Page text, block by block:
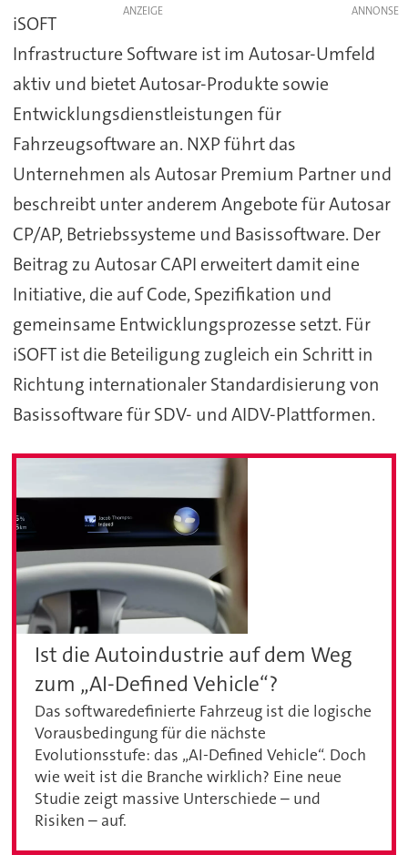
ANZEIGE
iSOFT
Infrastructure Software ist im Autosar-Umfeld
aktiv und bietet Autosar-Produkte sowie
Entwicklungsdienstleistungen für
Fahrzeugsoftware an. NXP führt das
Unternehmen als Autosar Premium Partner und
beschreibt unter anderem Angebote für Autosar
CP/AP, Betriebssysteme und Basissoftware. Der
Beitrag zu Autosar CAPI erweitert damit eine
Initiative, die auf Code, Spezifikation und
gemeinsame Entwicklungsprozesse setzt. Für
iSOFT ist die Beteiligung zugleich ein Schritt in
Richtung internationaler Standardisierung von
Basissoftware für SDV- und AIDV-Plattformen.
Ist die Autoindustrie auf dem Weg
zum „AI-Defined Vehicle“?
Das softwaredefinierte Fahrzeug ist die logische
Vorausbedingung für die nächste
Evolutionsstufe: das „AI-Defined Vehicle“. Doch
wie weit ist die Branche wirklich? Eine neue
Studie zeigt massive Unterschiede – und
Risiken – auf.